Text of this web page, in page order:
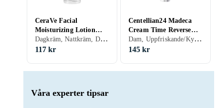
Våra experter tipsar
CeraVe Facial
Moisturizing Lotion
Normal/Dry Skin 52mlDagkräm, Nattkräm, Dagkräm med SPF, Dam, Herr, Avslappnande, Rengörande, Återfuktande, Motverkar rynkor, Regenererande, Närande, Normal, Torr, Mogen
117 kr
Centellian24 Madeca
Cream Time Reverse
Fuktkräm 50ml
Dam, Uppfriskande/Kylande, Återfuktande, Uppstramande, Regenererande, Lugnande, Mogen
145 kr